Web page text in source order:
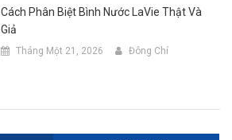
Cách Phân Biệt Bình Nước LaVie Thật Và
Giả
Tháng Một 21, 2026 Đông Chí